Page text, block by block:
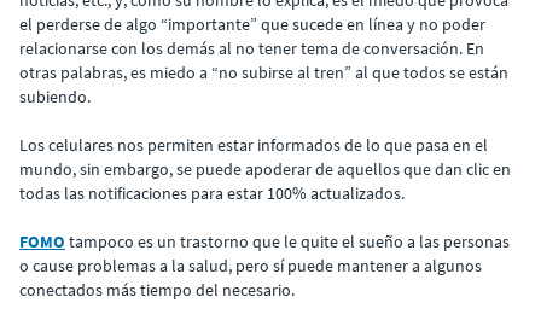
el perderse de algo “importante” que sucede en línea y no poder
relacionarse con los demás al no tener tema de conversación. En
otras palabras, es miedo a “no subirse al tren” al que todos se están
subiendo.
Los celulares nos permiten estar informados de lo que pasa en el
mundo, sin embargo, se puede apoderar de aquellos que dan clic en
todas las notificaciones para estar 100% actualizados.
FOMO tampoco es un trastorno que le quite el sueño a las personas
o cause problemas a la salud, pero sí puede mantener a algunos
conectados más tiempo del necesario.